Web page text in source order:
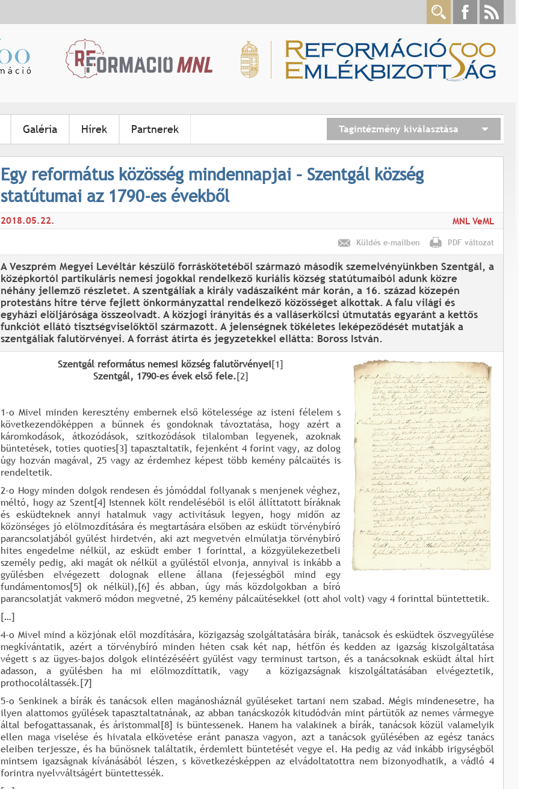
Galéria Hírek Partnerek Tagintézmény kiválasztása
Egy református közösség mindennapjai – Szentgál község
statútumai az 1790-es évekből
2018.05.22. MNL VeML
Küldés e-mailben PDF változat
A Veszprém Megyei Levéltár készülő forráskötetéből származó második szemelvényünkben Szentgál, a
középkortól partikuláris nemesi jogokkal rendelkező kuriális község statútumaiból adunk közre
néhány jellemző részletet. A szentgáliak a király vadászaiként már korán, a 16. század közepén
protestáns hitre térve fejlett önkormányzattal rendelkező közösséget alkottak. A falu világi és
egyházi elöljárósága összeolvadt. A közjogi irányítás és a valláserkölcsi útmutatás egyaránt a kettős
funkciót ellátó tisztségviselőktől származott. A jelenségnek tökéletes leképeződését mutatják a
szentgáliak falutörvényei. A forrást átírta és jegyzetekkel ellátta: Boross István.
Szentgál református nemesi község falutörvényei[1]
Szentgál, 1790-es évek első fele.[2]
1-o Mivel minden keresztény embernek első kötelessége az isteni félelem s
következendőképpen a bűnnek és gondoknak távoztatása, hogy azért a
káromkodások, átkozódások, szitkozódások tilalomban legyenek, azoknak
büntetések, toties quoties[3] tapasztaltatik, fejenként 4 forint vagy, az dolog
úgy hozván magával, 25 vagy az érdemhez képest több kemény pálcaütés is
rendeltetik.
2-o Hogy minden dolgok rendesen és jómóddal follyanak s menjenek véghez,
méltó, hogy az Szent[4] Istennek költ rendeléséből is elől állíttatott bíráknak
és esküdteknek annyi hatalmuk vagy activitásuk legyen, hogy midőn az
közönséges jó előlmozdítására és megtartására elsőben az esküdt törvénybíró
parancsolatjából gyűlést hirdetvén, aki azt megvetvén elmúlatja törvénybíró
hites engedelme nélkül, az esküdt ember 1 forinttal, a közgyülekezetbeli
személy pedig, aki magát ok nélkül a gyűléstől elvonja, annyival is inkább a
gyűlésben elvégezett dolognak ellene állana (fejességből mind egy
fundámentomos[5] ok nélkül),[6] és abban, úgy más közdolgokban a bíró
parancsolatját vakmerő módon megvetné, 25 kemény pálcaütésekkel (ott ahol volt) vagy 4 forinttal büntettetik.
[…]
4-o Mivel mind a közjónak elől mozdítására, közigazság szolgáltatására bírák, tanácsok és esküdtek öszvegyűlése
megkívántatik, azért a törvénybíró minden héten csak két nap, hétfőn és kedden az igazság kiszolgáltatása
végett s az ügyes-bajos dolgok elintézéséért gyűlést vagy terminust tartson, és a tanácsoknak esküdt által hírt
adasson, a gyűlésben ha mi előlmozdíttatik, vagy a közigazságnak kiszolgáltatásában elvégeztetik,
prothocoláltassék.[7]
5-o Senkinek a bírák és tanácsok ellen magánosháznál gyűléseket tartani nem szabad. Mégis mindenesetre, ha
ilyen alattomos gyűlések tapasztaltatnának, az abban tanácskozók kitudódván mint pártütők az nemes vármegye
által befogattassanak, és áristommal[8] is büntessenek. Hanem ha valakinek a bírák, tanácsok közül valamelyik
ellen maga viselése és hivatala elkövetése eránt panasza vagyon, azt a tanácsok gyűlésében az egész tanács
eleiben terjessze, és ha bűnösnek találtatik, érdemlett büntetését vegye el. Ha pedig az vád inkább irigységből
mintsem igazságnak kívánásából lészen, s következésképpen az elvádoltatottra nem bizonyodhatik, a vádló 4
forintra nyelvváltságért büntettessék.